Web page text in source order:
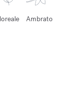
Ambrato